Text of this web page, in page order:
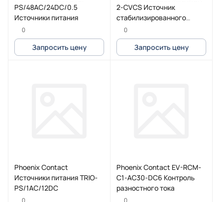
PS/48AC/24DC/0.5
Источники питания
0
Запросить цену
2-CVCS Источник
стабилизированного
напряжения
0
Запросить цену
Phoenix Contact
Источники питания TRIO-
PS/1AC/12DC
0
Phoenix Contact EV-RCM-
C1-AC30-DC6 Контроль
разностного тока
0